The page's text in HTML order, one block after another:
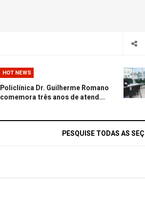
HOT NEWS
Policlínica Dr. Guilherme Romano
comemora três anos de atend...
PESQUISE TODAS AS